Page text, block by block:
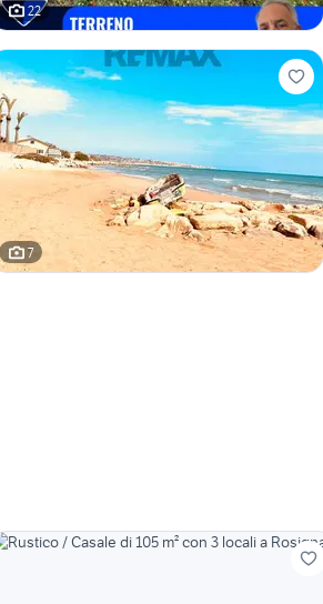
22
7